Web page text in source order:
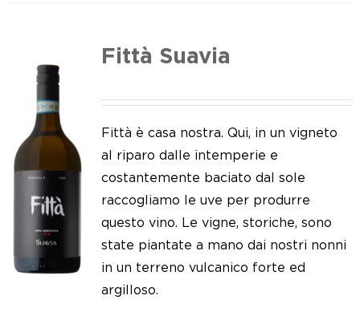
Fittà Suavia
Fittà è casa nostra. Qui, in un vigneto
al riparo dalle intemperie e
costantemente baciato dal sole
raccogliamo le uve per produrre
questo vino. Le vigne, storiche, sono
state piantate a mano dai nostri nonni
in un terreno vulcanico forte ed
argilloso.